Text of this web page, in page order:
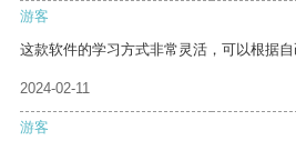
游客
这款软件的学习方式非常灵活，可以根据自
2024-02-11
游客